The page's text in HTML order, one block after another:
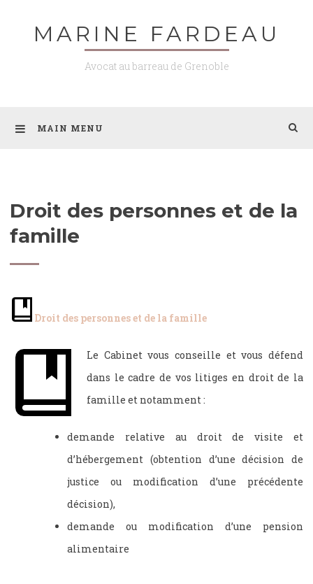
MARINE FARDEAU
Avocat au barreau de Grenoble
MAIN MENU
Droit des personnes et de la
famille
Droit des personnes et de la famille
Le Cabinet vous conseille et vous défend
dans le cadre de vos litiges en droit de la
famille et notamment :
demande relative au droit de visite et
d’hébergement (obtention d’une décision de
justice ou modification d’une précédente
décision),
demande ou modification d’une pension
alimentaire